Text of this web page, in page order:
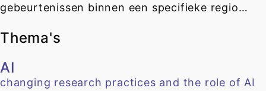
gebeurtenissen binnen een specifieke regio…
Thema's
AI
changing research practices and the role of AI